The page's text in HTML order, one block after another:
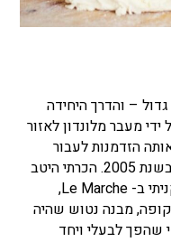
– והדרך היחידה
מעבר מלונדון לאזור
הזדמנות לעבור
למקום שטוף שמש. הגעתי לאיטליה בשנת 2005. הכרתי היטב
את קו החוף האדריאטי של איטליה וקניתי ב- Le Marche,
מבנה נטוש שהיה
שהפך לבעלי ויחד